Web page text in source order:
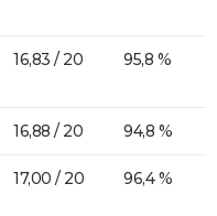
16,83 / 20 95,8 %
16,88 / 20 94,8 %
17,00 / 20 96,4 %